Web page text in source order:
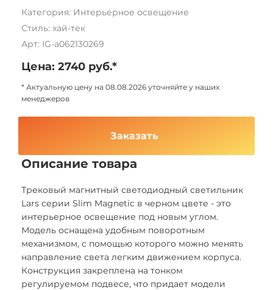
Категория: Интерьерное освещение
Стиль: хай-тек
Арт: IG-a062130269
Цена: 2740 руб.*
* Актуальную цену на 08.08.2026 уточняйте у наших
менеджеров
Заказать
Описание товара
Трековый магнитный светодиодный светильник
Lars серии Slim Magnetic в черном цвете - это
интерьерное освещение под новым углом.
Модель оснащена удобным поворотным
механизмом, с помощью которого можно менять
направление света легким движением корпуса.
Конструкция закреплена на тонком
регулируемом подвесе, что придает модели